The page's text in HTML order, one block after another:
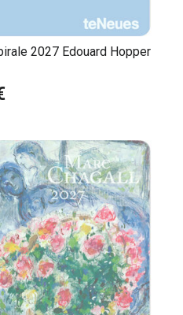
2027 Edouard Hopper